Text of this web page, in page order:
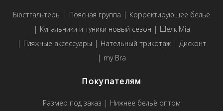
Бюстгальтеры Поясная группа
Корректирующее белье
Купальники и туники новый сезон
Шелк Mia
Пляжные аксессуары
Нательный трикотаж
Дисконт
my Bra
Покупателям
Размер под заказ
Нижнее бельё оптом